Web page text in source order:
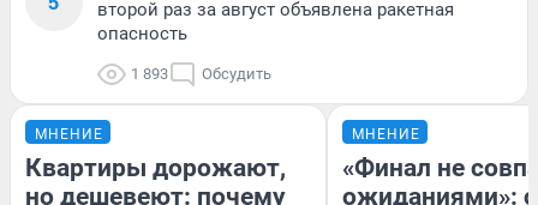
второй раз за август объявлена ракетная
опасность
1 893 Обсудить
МНЕНИЕ
Квартиры дорожают,
но дешевеют: почему
МНЕНИЕ
«Финал не
ожиданиями»: